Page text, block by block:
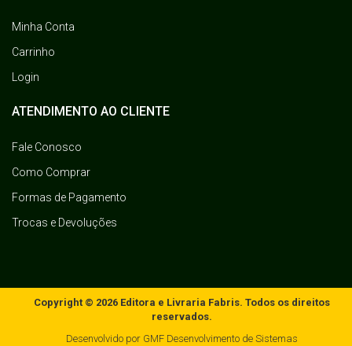
Minha Conta
Carrinho
Login
ATENDIMENTO AO CLIENTE
Fale Conosco
Como Comprar
Formas de Pagamento
Trocas e Devoluções
Copyright © 2026 Editora e Livraria Fabris. Todos os direitos
reservados.
Desenvolvido por GMF Desenvolvimento de Sistemas